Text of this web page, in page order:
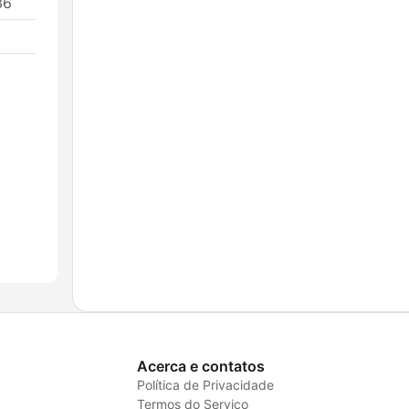
Acerca e contatos
Política de Privacidade
Termos do Serviço